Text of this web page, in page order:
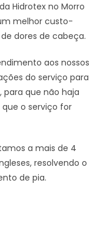
Hidrotex no Morro
melhor custo-
dores de cabeça.
aos nossos
do serviço para
para que não haja
o serviço for
a mais de 4
resolvendo o
de pia.